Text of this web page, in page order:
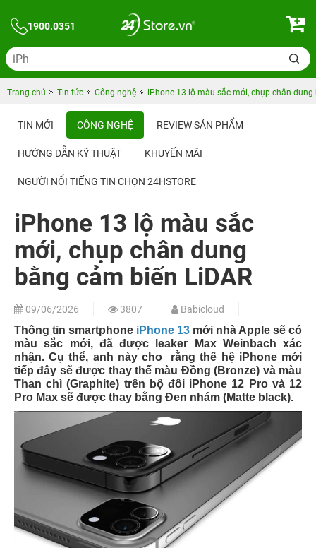
1900.0351
Trang chủ Tin tức Công nghệ iPhone 13 lộ màu sắc mới, chụp chân dung
TIN MỚI CÔNG NGHỆ REVIEW SẢN PHẨM
HƯỚNG DẪN KỸ THUẬT KHUYẾN MÃI
NGƯỜI NỔI TIẾNG TIN CHỌN 24HSTORE
iPhone 13 lộ màu sắc
mới, chụp chân dung
bằng cảm biến LiDAR
09/06/2026 3807 Babicloud
Thông tin smartphone iPhone 13 mới nhà Apple sẽ có
màu sắc mới, đã được leaker Max Weinbach xác
nhận. Cụ thể, anh này cho rằng thế hệ iPhone mới
tiếp đây sẽ được thay thế màu Đồng (Bronze) và màu
Than chì (Graphite) trên bộ đôi iPhone 12 Pro và 12
Pro Max sẽ được thay bằng Đen nhám (Matte black).